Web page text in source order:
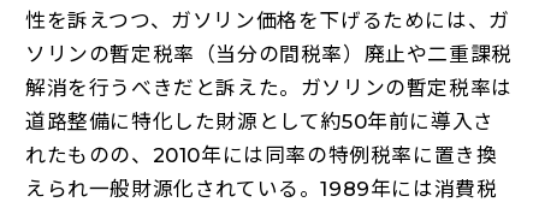
性を訴えつつ、ガソリン価格を下げるためには、ガ
ソリンの暫定税率（当分の間税率）廃止や二重課税
解消を行うべきだと訴えた。ガソリンの暫定税率は
道路整備に特化した財源として約50年前に導入さ
れたものの、2010年には同率の特例税率に置き換
えられ一般財源化されている。1989年には消費税